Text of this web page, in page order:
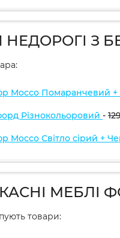
НЕДОРОГІ З
Mocco Помаранчевий
Різнокольоровий -
Mocco Світло сірий +
МЕБЛІ
товари: